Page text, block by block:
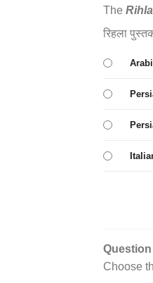
The Rihla
रिहला
Question
Choose